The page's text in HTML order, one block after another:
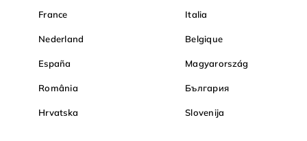
France Italia
Nederland Belgique
España Magyarország
România България
Hrvatska Slovenija